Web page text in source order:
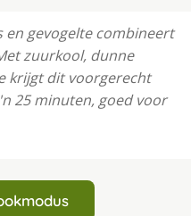
en gevogelte combineert
zuurkool, dunne
krijgt dit voorgerecht
25 minuten, goed voor